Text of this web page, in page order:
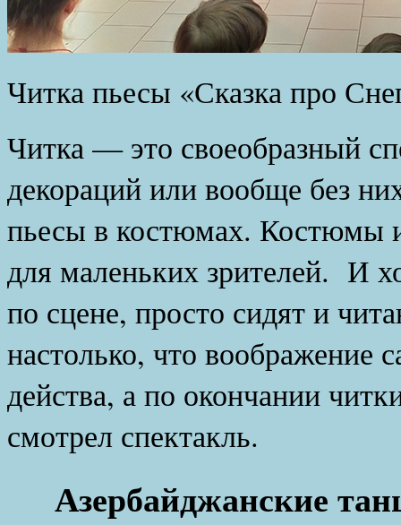
Читка пьесы «Сказка про
Читка — это своеобразный
декораций или вообще без
пьесы в костюмах. Костюмы
для маленьких зрителей. И
по сцене, просто сидят и
настолько, что воображение
действа, а по окончании
смотрел спектакль.
Азербайджанские